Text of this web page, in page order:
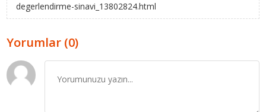
degerlendirme-sinavi_13802824.html
Yorumlar (0)